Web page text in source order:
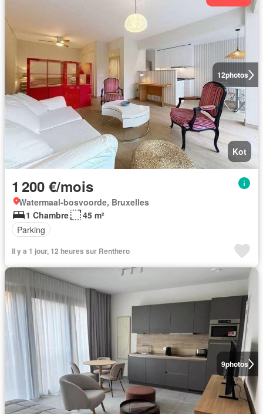
12photos
Kot
1 200 €/mois
Watermaal-bosvoorde, Bruxelles
1 Chambre
45 m²
Parking
Il y a 1 jour, 12 heures sur Renthero
9photos